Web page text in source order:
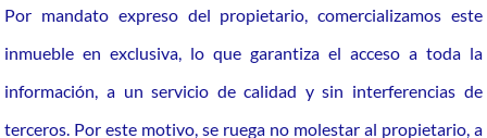
Por mandato expreso del propietario, comercializamos este
inmueble en exclusiva, lo que garantiza el acceso a toda la
información, a un servicio de calidad y sin interferencias de
terceros. Por este motivo, se ruega no molestar al propietario, a